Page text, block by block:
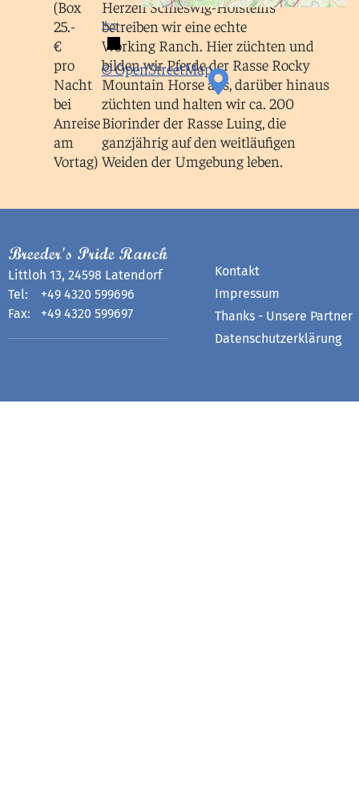
(Box
25.-
€
pro
Nacht
bei
Anreise
am
Vortag)
+−
© OpenStreetMap
Herzen Schleswig-Holsteins
betreiben wir eine echte
Working Ranch. Hier züchten und
bilden wir Pferde der Rasse Rocky
Mountain Horse aus, darüber hinaus
züchten und halten wir ca. 200
Biorinder der Rasse Luing, die
ganzjährig auf den weitläufigen
Weiden der Umgebung leben.
Breeder's Pride Ranch
Littloh 13, 24598 Latendorf
Tel:
+49 4320 599696
Fax:
+49 4320 599697
Kontakt
Impressum
Thanks - Unsere Partner
Datenschutzerklärung